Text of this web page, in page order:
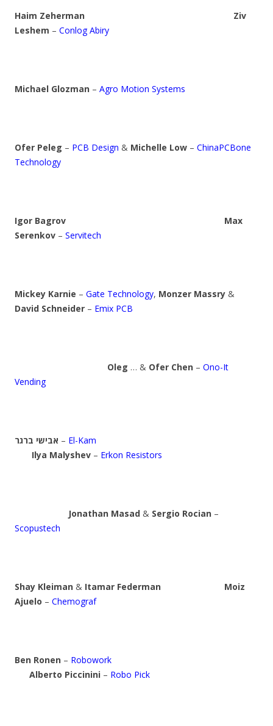
Haim Zeherman
Ziv
Leshem – Conlog Abiry
Michael Glozman – Agro Motion Systems
Ofer Peleg – PCB Design & Michelle Low – ChinaPCBone
Technology
Igor Bagrov
Max
Serenkov – Servitech
Mickey Karnie – Gate Technology, Monzer Massry &
David Schneider – Emix PCB
Oleg … & Ofer Chen – Ono-It
Vending
אבישי ברגר – El-Kam
Ilya Malyshev – Erkon Resistors
Jonathan Masad & Sergio Rocian –
Scopustech
Shay Kleiman & Itamar Federman
Moiz
Ajuelo – Chemograf
Ben Ronen – Robowork
Alberto Piccinini – Robo Pick